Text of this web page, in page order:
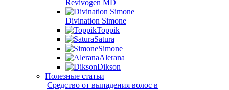
Revivogen MD
Divination Simone
Toppik
Satura
Simone
Alerana
Dikson
Полезные статьи
Средство от выпадения волос в